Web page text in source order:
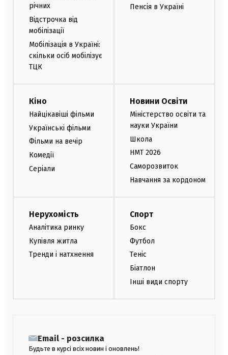
річних
Відстрочка від
мобілізації
Мобілізація в Україні:
скільки осіб мобілізує
ТЦК
Пенсія в Україні
Кіно
Найцікавіші фільми
Українські фільми
Фільми на вечір
Комедії
Серіали
Новини Освіти
Міністерство освіти та
науки України
Школа
НМТ 2026
Саморозвиток
Навчання за кордоном
Нерухомість
Аналітика ринку
Купівля житла
Тренди і натхнення
Спорт
Бокс
Футбол
Теніс
Біатлон
Інші види спорту
Email - розсилка
Будьте в курсі всіх новин і оновлень!